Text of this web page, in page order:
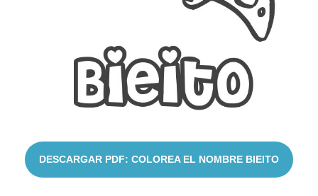
DESCARGAR PDF: COLOREA EL NOMBRE BIEITO